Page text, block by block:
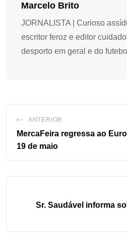
Marcelo Brito
JORNALISTA | Curioso
escritor feroz e editor
desporto em geral e do
ANTERIOR
MercaFeira regressa ao
19 de maio
Sr. Saudável informa